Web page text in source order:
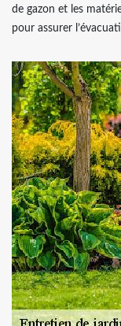
de gazon et les
pour assurer